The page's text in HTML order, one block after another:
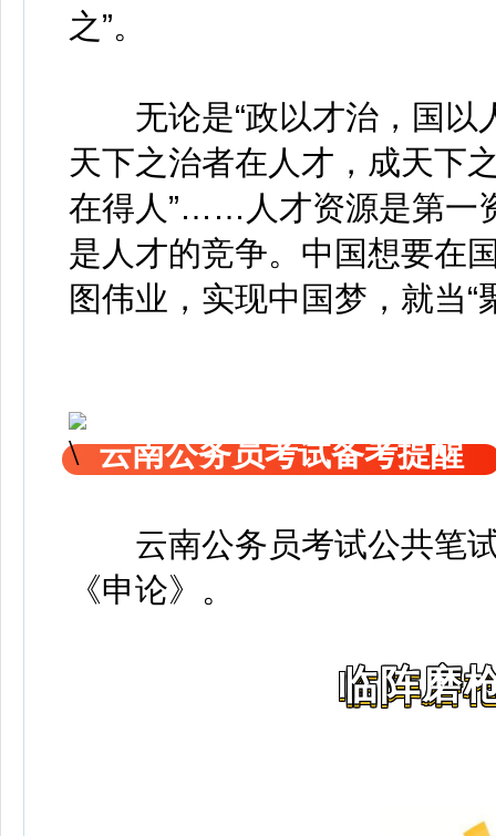
之”。
无论是“政以才治，国以
天下之治者在人才，成天下
在得人”……人才资源是第一
是人才的竞争。中国想要在
图伟业，实现中国梦，就当
云南公务员考试备考提醒
云南公务员考试公共笔
《申论》 。
临阵磨